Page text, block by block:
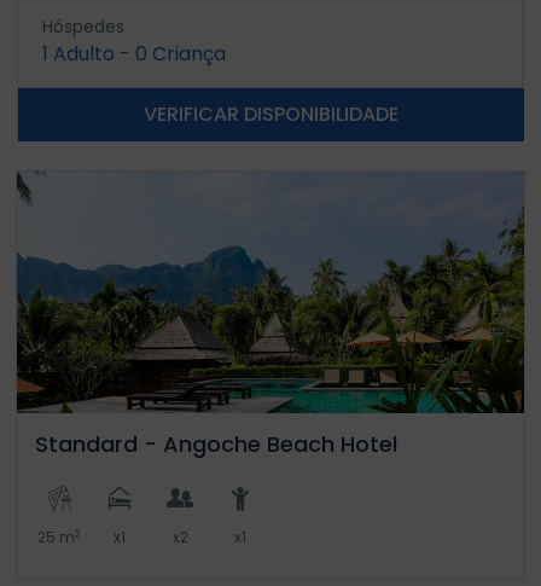
Hóspedes
1 Adulto - 0 Criança
VERIFICAR DISPONIBILIDADE
Standard - Angoche Beach Hotel
25 m2 x1 x2 x1